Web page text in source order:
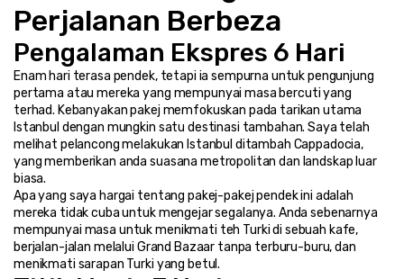
Perjalanan Berbeza
Pengalaman Ekspres 6 Hari
Enam hari terasa pendek, tetapi ia sempurna untuk pengunjung
pertama atau mereka yang mempunyai masa bercuti yang
terhad. Kebanyakan pakej memfokuskan pada tarikan utama
Istanbul dengan mungkin satu destinasi tambahan. Saya telah
melihat pelancong melakukan Istanbul ditambah Cappadocia,
yang memberikan anda suasana metropolitan dan landskap luar
biasa.
Apa yang saya hargai tentang pakej-pakej pendek ini adalah
mereka tidak cuba untuk mengejar segalanya. Anda sebenarnya
mempunyai masa untuk menikmati teh Turki di sebuah kafe,
berjalan-jalan melalui Grand Bazaar tanpa terburu-buru, dan
menikmati sarapan Turki yang betul.